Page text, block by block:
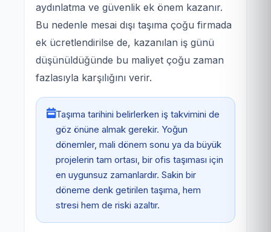
aydınlatma ve güvenlik ek önem kazanır.
Bu nedenle mesai dışı taşıma çoğu firmada
ek ücretlendirilse de, kazanılan iş günü
düşünüldüğünde bu maliyet çoğu zaman
fazlasıyla karşılığını verir.
Taşıma tarihini belirlerken iş takvimini de
göz önüne almak gerekir. Yoğun
dönemler, mali dönem sonu ya da büyük
projelerin tam ortası, bir ofis taşıması için
en uygunsuz zamanlardır. Sakin bir
döneme denk getirilen taşıma, hem
stresi hem de riski azaltır.